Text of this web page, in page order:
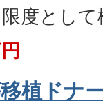
度とし
植ドナ